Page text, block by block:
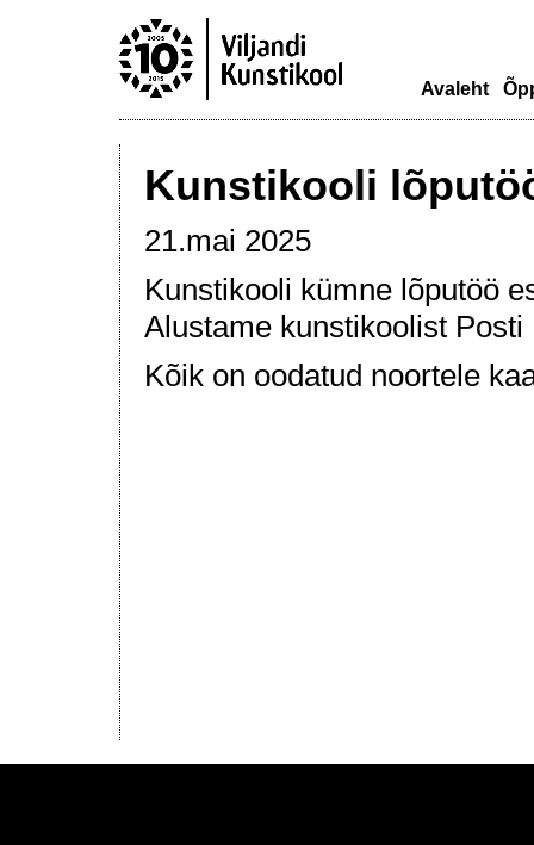
Avaleht
Kunstikooli
21.mai 2025
Kunstikooli kümne lõputöö
Alustame kunstikoolist
Kõik on oodatud noortele